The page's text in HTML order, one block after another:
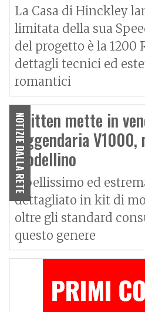
La Casa di Hinckley
limitata della sua
del progetto è la 1200
dettagli tecnici ed
romantici
NOTIZIE DALLA RETE
Britten mette in
leggendaria V1000,
modellino
È bellissimo ed
dettagliato in kit di
oltre gli standard
questo genere